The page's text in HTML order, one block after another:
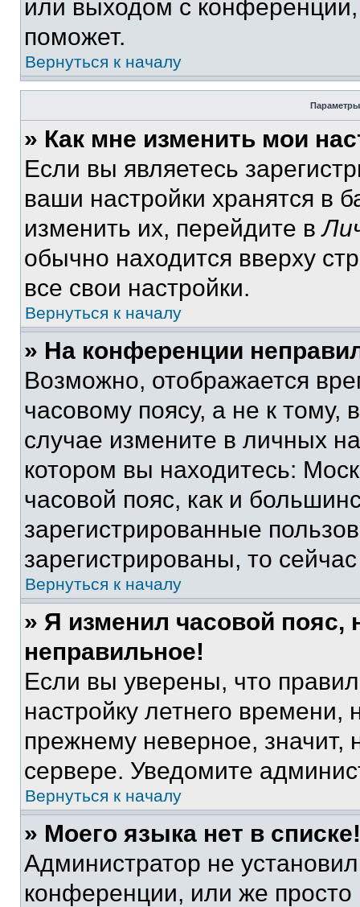
или выходом с
поможет.
Вернуться к началу
Параметры
» Как мне изменить мои
Если вы являетесь
ваши настройки хранятся в
изменить их, перейдите в
обычно находится вверху
все свои настройки.
Вернуться к началу
» На конференции
Возможно, отображается
часовому поясу, а не к тому,
случае измените в личных
котором вы находитесь:
часовой пояс, как и
зарегистрированные
зарегистрированы, то
Вернуться к началу
» Я изменил часовой пояс,
неправильное!
Если вы уверены, что
настройку летнего
прежнему неверное, значит,
сервере. Уведомите
Вернуться к началу
» Моего языка нет в списке!
Администратор не
конференции, или же